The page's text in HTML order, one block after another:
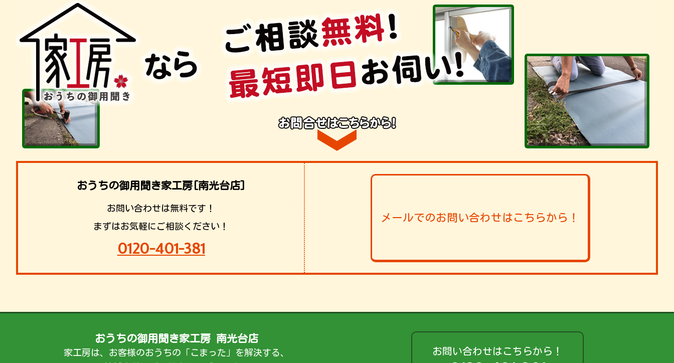
おうちの御用聞き家工房[南光台店]
お問い合わせは無料です！
まずはお気軽にご相談ください！
0120-401-381
メールでのお問い合わせはこちらから！
おうちの御用聞き家工房 南光台店
家工房は、お客様のおうちの「こまった」を解決する、
お問い合わせはこちらから！